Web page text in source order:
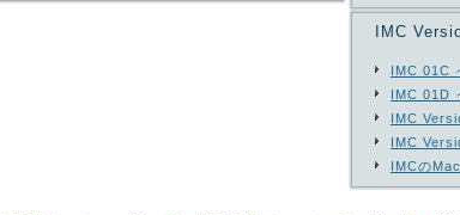
IMC
IMC 01C
IMC 01D
IMC
IMC
IMCの